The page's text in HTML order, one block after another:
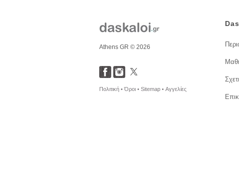
Athens GR © 2026
Πολιτική •Όροι • Sitemap • Αγγελίες